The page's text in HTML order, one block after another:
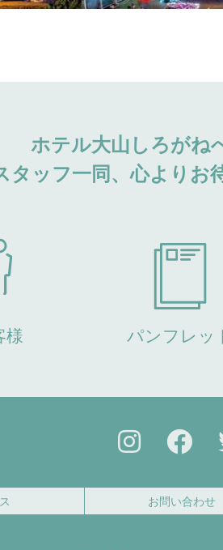
ホテル大山しろがね
タッフ一同、心よりお
様 パンフレッ
お問い合わせ